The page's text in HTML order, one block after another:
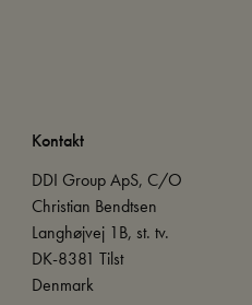
Kontakt
DDI Group ApS, C/O
Christian Bendtsen
Langhøjvej 1B, st. tv.
DK-8381 Tilst
Denmark